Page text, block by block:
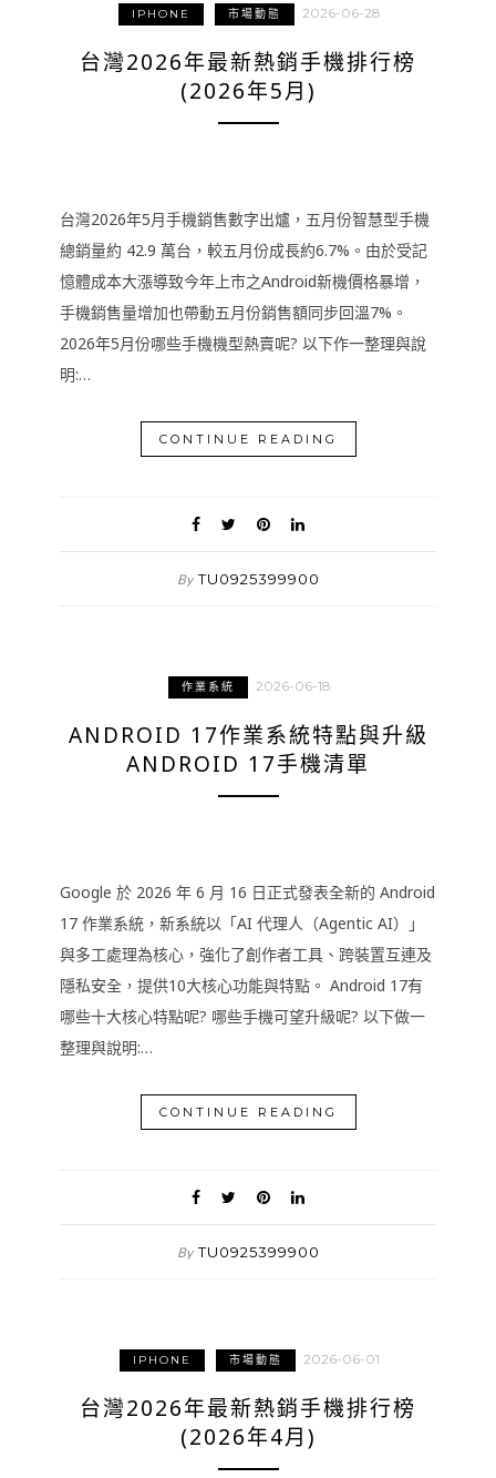
IPHONE 市場動態 2026-06-28
台灣2026年最新熱銷手機排行榜
(2026年5月)
台灣2026年5月手機銷售數字出爐，五月份智慧型手機
總銷量約 42.9 萬台，較五月份成長約6.7%。由於受記
憶體成本大漲導致今年上市之Android新機價格暴增，
手機銷售量增加也帶動五月份銷售額同步回溫7%。
2026年5月份哪些手機機型熱賣呢? 以下作一整理與說
明:…
CONTINUE READING
By TU0925399900
作業系統 2026-06-18
ANDROID 17作業系統特點與升級
ANDROID 17手機清單
Google 於 2026 年 6 月 16 日正式發表全新的 Android
17 作業系統，新系統以「AI 代理人（Agentic AI）」
與多工處理為核心，強化了創作者工具、跨裝置互連及
隱私安全，提供10大核心功能與特點。 Android 17有
哪些十大核心特點呢? 哪些手機可望升級呢? 以下做一
整理與說明:…
CONTINUE READING
By TU0925399900
IPHONE 市場動態 2026-06-01
台灣2026年最新熱銷手機排行榜
(2026年4月)